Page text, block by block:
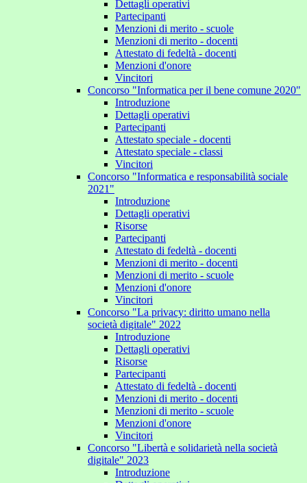
Dettagli operativi
Partecipanti
Menzioni di merito - scuole
Menzioni di merito - docenti
Attestato di fedeltà - docenti
Menzioni d'onore
Vincitori
Concorso "Informatica per il bene comune 2020"
Introduzione
Dettagli operativi
Partecipanti
Attestato speciale - docenti
Attestato speciale - classi
Vincitori
Concorso "Informatica e responsabilità sociale
2021"
Introduzione
Dettagli operativi
Risorse
Partecipanti
Attestato di fedeltà - docenti
Menzioni di merito - docenti
Menzioni di merito - scuole
Menzioni d'onore
Vincitori
Concorso "La privacy: diritto umano nella
società digitale" 2022
Introduzione
Dettagli operativi
Risorse
Partecipanti
Attestato di fedeltà - docenti
Menzioni di merito - docenti
Menzioni di merito - scuole
Menzioni d'onore
Vincitori
Concorso "Libertà e solidarietà nella società
digitale" 2023
Introduzione